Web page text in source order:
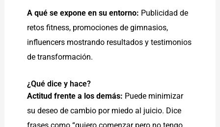
A qué se expone en su entorno: Publicidad de
retos fitness, promociones de gimnasios,
influencers mostrando resultados y testimonios
de transformación.
¿Qué dice y hace?
Actitud frente a los demás: Puede minimizar
su deseo de cambio por miedo al juicio. Dice